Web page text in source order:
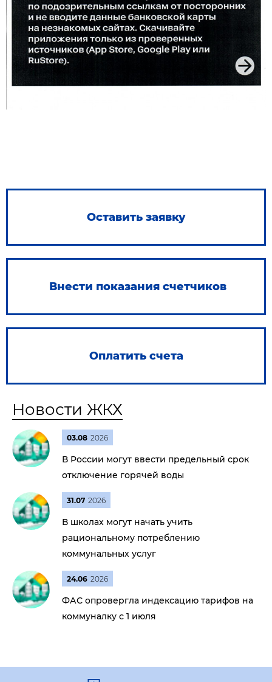
Оставить заявку
Внести показания счетчиков
Оплатить счета
Новости ЖКХ
03.08 2026
В России могут ввести предельный срок
отключение горячей воды
31.07 2026
В школах могут начать учить
рациональному потреблению
коммунальных услуг
24.06 2026
ФАС опровергла индексацию тарифов на
коммуналку с 1 июля